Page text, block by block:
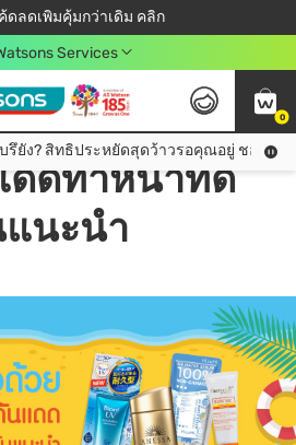
ดลดเพิ่มคุ้มกว่าเดิม คลิก
ครั้งแรก ลดเพิ่มจุก ๆ 10%! 🎉
ส่งฟรี! เมื่อชอป 499฿
ชิกวัตสัน คลับดียังไง?
Services
0
มีบัตรสมาชิกวัตสัน คลับรึยัง? สิทธิประหยัดสุดว้าวรอคุณอยู่ ชอปคุ้มกว่าเดิม คลิก!
ยัง? สิทธิประหยัดสุดว้าวรอคุณอยู่ ชอปคุ้มก
ดดทาหน้าที่ดี
นะนำ